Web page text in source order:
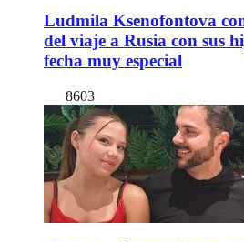
Ludmila Ksenofontova
del viaje a Rusia con sus
fecha muy especial
8603